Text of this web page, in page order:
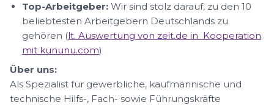
Top-Arbeitgeber: Wir sind stolz darauf, zu den 10
beliebtesten Arbeitgebern Deutschlands zu
gehören (lt. Auswertung von zeit.de in Kooperation
mit kununu.com)
Über uns:
Als Spezialist für gewerbliche, kaufmännische und
technische Hilfs-, Fach- sowie Führungskräfte